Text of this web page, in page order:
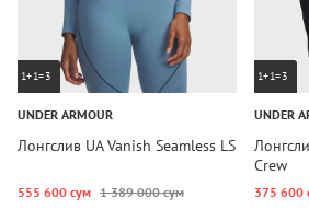
1+1=3
UNDER ARMOUR
Лонгслив UA Vanish Seamless LS
555 600 сум 1 389 000 сум
1+1=3
UNDER
Crew
375 600